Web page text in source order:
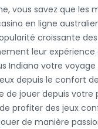
vous savez que les
en ligne
croissante
leur
Indiana votre
depuis le confort
jouer depuis votre
profiter des jeux
de manière